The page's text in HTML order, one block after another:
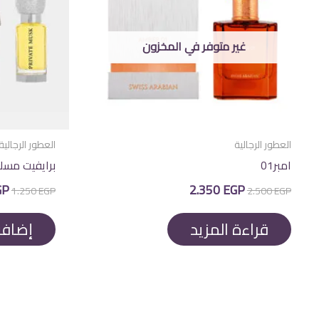
غير متوفر في المخزون
العطور الرجالية
امبر01
2.500EGP السعر
الأصلي
هو:
2.500 EGP.
2.350EGP
هو:
2.350 EGP. قراءة المزيد
العطور الرجالية
برايفيت
1.250EGP